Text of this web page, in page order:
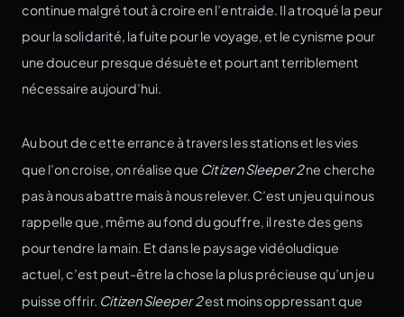
continue malgré tout à croire en l’entraide. Il a troqué la peur
pour la solidarité, la fuite pour le voyage, et le cynisme pour
une douceur presque désuète et pourtant terriblement
nécessaire aujourd’hui.
Au bout de cette errance à travers les stations et les vies
que l’on croise, on réalise que Citizen Sleeper 2ne cherche
pas à nous abattre mais à nous relever. C’est un jeu qui nous
rappelle que, même au fond du gouffre, il reste des gens
pour tendre la main. Et dans le paysage vidéoludique
actuel, c’est peut-être la chose la plus précieuse qu’un jeu
puisse offrir. Citizen Sleeper 2est moins oppressant que